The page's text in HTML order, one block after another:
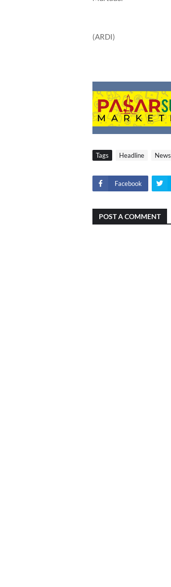
(ARDI)
Tags Headline News
Facebook
POST A COMMENT